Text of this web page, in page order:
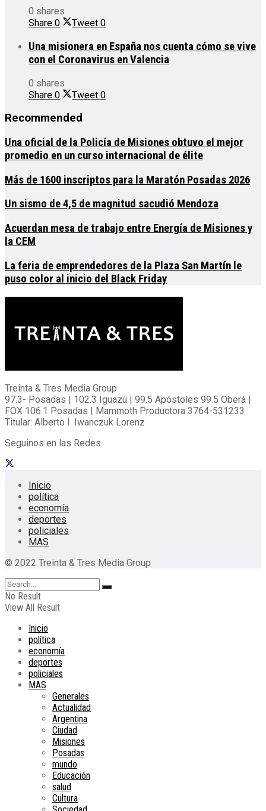
0 shares
Share 0 Tweet 0
Una misionera en España nos cuenta cómo se vive
con el Coronavirus en Valencia
0 shares
Share 0 Tweet 0
Recommended
Una oficial de la Policía de Misiones obtuvo el mejor
promedio en un curso internacional de élite
Más de 1600 inscriptos para la Maratón Posadas 2026
Un sismo de 4,5 de magnitud sacudió Mendoza
Acuerdan mesa de trabajo entre Energía de Misiones y
la CEM
La feria de emprendedores de la Plaza San Martín le
puso color al inicio del Black Friday
Treinta & Tres Media Group
97.3- Posadas | 102.3 Iguazú | 99.5 Apóstoles 99.5 Oberá |
FOX 106.1 Posadas | Mammoth Productora 3764-531233
Titular: Alberto I. Iwanczuk Lorenz
Seguinos en las Redes
Inicio
política
economía
deportes
policiales
MAS
© 2022 Treinta & Tres Media Group
No Result
View All Result
Inicio
política
economía
deportes
policiales
MAS
Generales
Actualidad
Argentina
Ciudad
Misiones
Posadas
mundo
Educación
salud
Cultura